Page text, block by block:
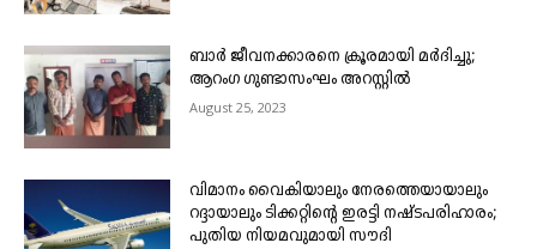
ബാർ ജീവനക്കാരനെ ക്രൂരമായി മർദിച്ചു;
ആറംഗ ഗുണ്ടാസംഘം അറസ്റ്റിൽ
August 25, 2023
വിമാനം വൈകിയാലും നേരത്തെയായാലും
റദ്ദായാലും ടിക്കറ്റിന്റെ ഇരട്ടി നഷ്ടപരിഹാരം;
പുതിയ നിയമവുമായി സൗദി